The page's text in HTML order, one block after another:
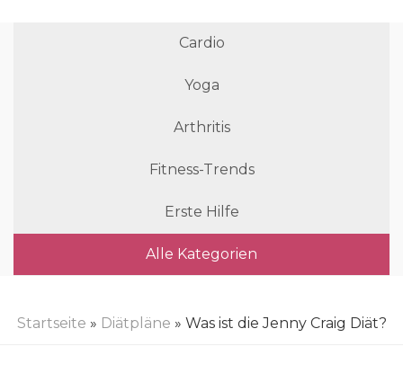
Cardio
Yoga
Arthritis
Fitness-Trends
Erste Hilfe
Alle Kategorien
Startseite » Diätpläne » Was ist die Jenny Craig Diät?